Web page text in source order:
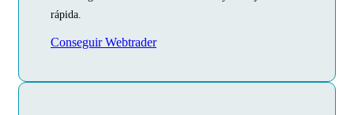
rápida.
Conseguir Webtrader